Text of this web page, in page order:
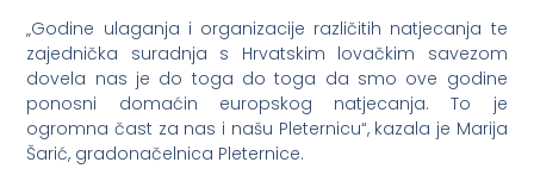
„Godine ulaganja i organizacije različitih natjecanja te
zajednička suradnja s Hrvatskim lovačkim savezom
dovela nas je do toga do toga da smo ove godine
ponosni domaćin europskog natjecanja. To je
ogromna čast za nas i našu Pleternicu“, kazala je Marija
Šarić, gradonačelnica Pleternice.